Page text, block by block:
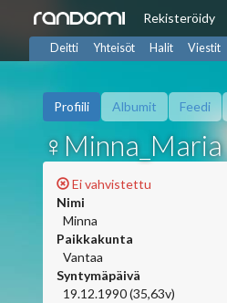
Rekisteröidy
Deitti Yhteisöt Halit Viestit
Profiili Albumit Feedi
♀Minna_Maria
Ei vahvistettu
Nimi
Minna
Paikkakunta
Vantaa
Syntymäpäivä
19.12.1990 (35,63v)